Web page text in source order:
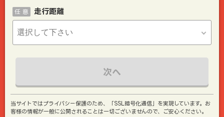
走行距離
任 意
次へ
当サイトではプライバシー保護のため、「SSL暗号化通信」を実現しています。お
客様の情報が一般に公開されることは一切ございませんので、ご安心ください。